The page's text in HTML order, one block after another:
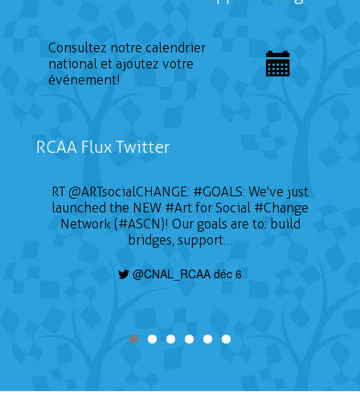
Consultez notre calendrier
national et ajoutez votre
événement!
RCAA Flux Twitter
RT@ARTsocialCHANGE: #GOALS: We've just
launched the NEW #Art for Social #Change
Network (#ASCN)! Our goals are to: build
bridges, support…
@CNAL_RCAA déc 6